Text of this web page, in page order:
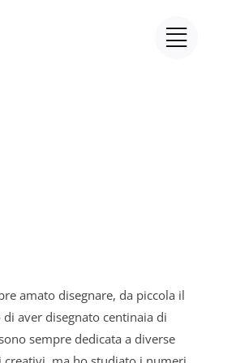
amato disegnare, da piccola il
aver disegnato centinaia di
sempre dedicata a diverse